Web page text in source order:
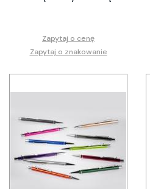
Zapytaj o cenę
Zapytaj o znakowanie